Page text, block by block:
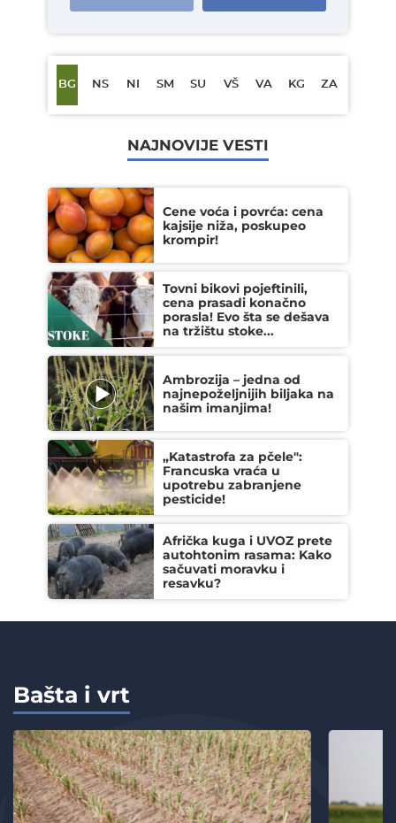
BG NS NI SM SU VŠ VA KG ZA
NAJNOVIJE VESTI
Cene voća i povrća: cena
kajsije niža, poskupeo
krompir!
Tovni bikovi pojeftinili,
cena prasadi konačno
porasla! Evo šta se dešava
na tržištu stoke...
Ambrozija – jedna od
najnepoželjnijih biljaka na
našim imanjima!
„Katastrofa za pčele":
Francuska vraća u
upotrebu zabranjene
pesticide!
Afrička kuga i UVOZ prete
autohtonim rasama: Kako
sačuvati moravku i
resavku?
Bašta i vrt